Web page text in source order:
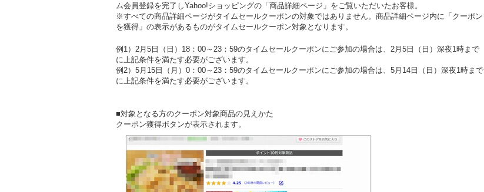
ム会員登録を完了しYahoo!ショッピングの「商品詳細ページ」をご覧いただいたお客様。
※すべての商品詳細ページがタイムセールクーポンの対象ではありません。商品詳細ページ内に「クーポン
を獲得」の表示があるものがタイムセールクーポン対象となります。
例1）2月5日（日）18：00～23：59のタイムセールクーポンにご参加の場合は、2月5日（日）深夜1時まで
に上記条件を満たす必要がございます。
例2）5月15日（月）0：00～23：59のタイムセールクーポンにご参加の場合は、5月14日（日）深夜1時まで
に上記条件を満たす必要がございます。
■対象となる方のクーポン対象商品の見えかた
クーポン獲得ボタンが表示されます。